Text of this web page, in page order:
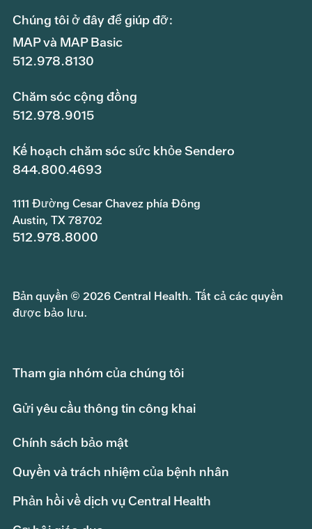
Chúng tôi ở đây để giúp đỡ:
MAP và MAP Basic
512.978.8130
Chăm sóc cộng đồng
512.978.9015
Kế hoạch chăm sóc sức khỏe Sendero
844.800.4693
1111 Đường Cesar Chavez phía Đông
Austin, TX 78702
512.978.8000
Bản quyền © 2026 Central Health. Tất cả các quyền
được bảo lưu.
Tham gia nhóm của chúng tôi
Gửi yêu cầu thông tin công khai
Chính sách bảo mật
Quyền và trách nhiệm của bệnh nhân
Phản hồi về dịch vụ Central Health